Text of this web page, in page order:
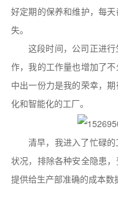
好定期的保养和维护，每
失。
这段时间，公司正进
作，我的工作量也增加了
中出一份力是我的荣幸，
化和智能化的工厂。
清早，我进入了忙碌
状况，排除各种安全隐患，
提供给生产部准确的成本数